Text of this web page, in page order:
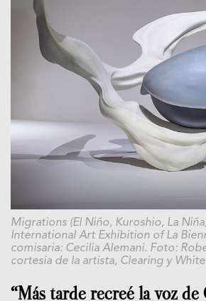
Migrations (El Niño, Kuroshio, La
International Art Exhibition of La
comisaria: Cecilia Alemani. Foto:
cortesía de la artista, Clearing y
“Más tarde recreé la voz de